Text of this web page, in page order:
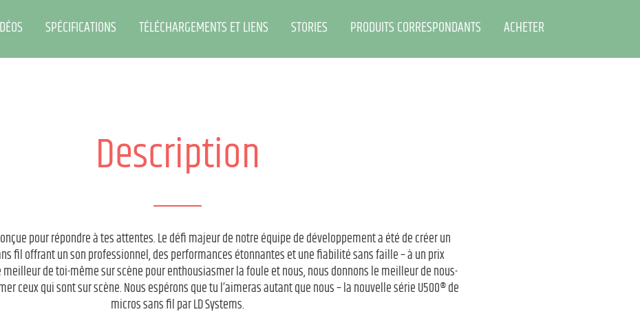
SPÉCIFICATIONS TÉLÉCHARGEMENTS ET LIENS STORIES PRODUITS CORRESPONDANTS ACHETER
Description
pour répondre à tes attentes. Le défi majeur de notre équipe de développement a été de créer un
fil offrant un son professionnel, des performances étonnantes et une fiabilité sans faille – à un prix
meilleur de toi-même sur scène pour enthousiasmer la foule et nous, nous donnons le meilleur de nous-
ceux qui sont sur scène. Nous espérons que tu l’aimeras autant que nous – la nouvelle série U500® de
micros sans fil par LD Systems.